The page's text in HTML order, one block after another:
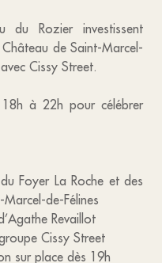
du Rozier investissent
de Saint-Marcel-
Cissy Street.
à 22h pour célébrer
Foyer La Roche et des
de-Félines
Revaillot
Cissy Street
sur place dès 19h